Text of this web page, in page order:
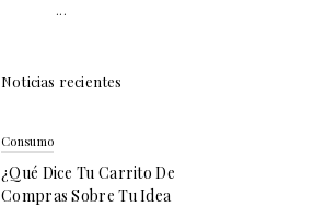
...
Noticias recientes
Consumo
¿Qué Dice Tu Carrito De
Compras Sobre Tu Idea